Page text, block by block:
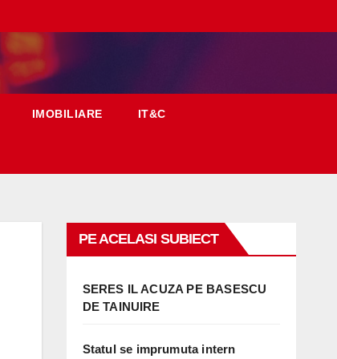
IMOBILIARE IT&C
PE ACELASI SUBIECT
SERES IL ACUZA PE BASESCU
DE TAINUIRE
Statul se imprumuta intern